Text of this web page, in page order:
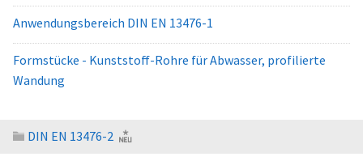
Anwendungsbereich DIN EN 13476-1
Formstücke - Kunststoff-Rohre für Abwasser, profilierte
Wandung
DIN EN 13476-2